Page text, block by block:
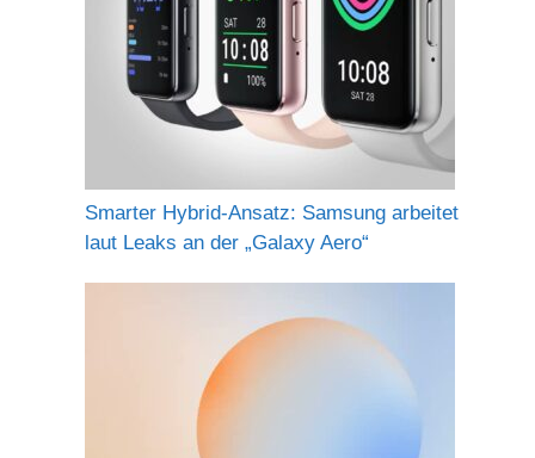
Smarter Hybrid-Ansatz: Samsung arbeitet
laut Leaks an der „Galaxy Aero“